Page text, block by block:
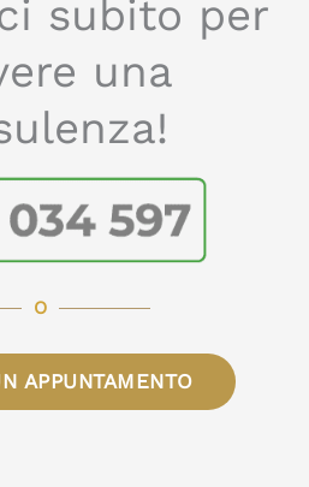
subito per
una
O
APPUNTAMENTO